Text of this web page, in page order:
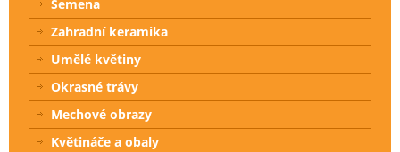
Semena
Zahradní keramika
Umělé květiny
Okrasné trávy
Mechové obrazy
Květináče a obaly